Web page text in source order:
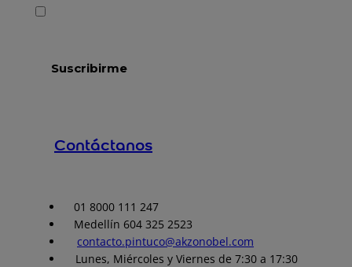
Contáctanos
01 8000 111 247
Medellín 604 325 2523
contacto.pintuco@akzonobel.com
Lunes, Miércoles y Viernes de 7:30 a 17:30